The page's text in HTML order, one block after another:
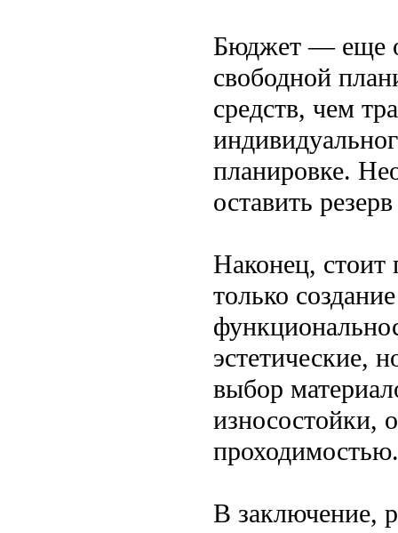
Бюджет — еще
свободной
средств, чем
планировке.
оставить
Наконец,
только
эстетические,
выбор
износостойки,
проходимостью.
В заключение,